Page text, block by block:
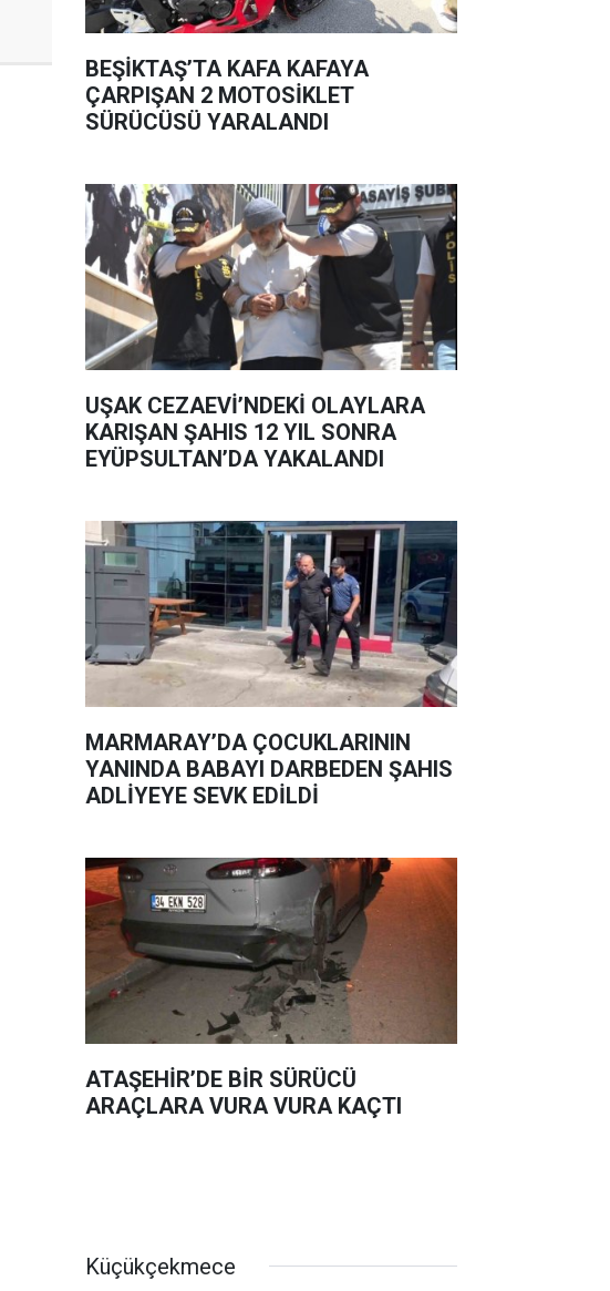
BEŞİKTAŞ’TA KAFA KAFAYA
ÇARPIŞAN 2 MOTOSİKLET
SÜRÜCÜSÜ YARALANDI
UŞAK CEZAEVİ’NDEKİ OLAYLARA
KARIŞAN ŞAHIS 12 YIL SONRA
EYÜPSULTAN’DA YAKALANDI
MARMARAY’DA ÇOCUKLARININ
YANINDA BABAYI DARBEDEN ŞAHIS
ADLİYEYE SEVK EDİLDİ
ATAŞEHİR’DE BİR SÜRÜCÜ
ARAÇLARA VURA VURA KAÇTI
Küçükçekmece